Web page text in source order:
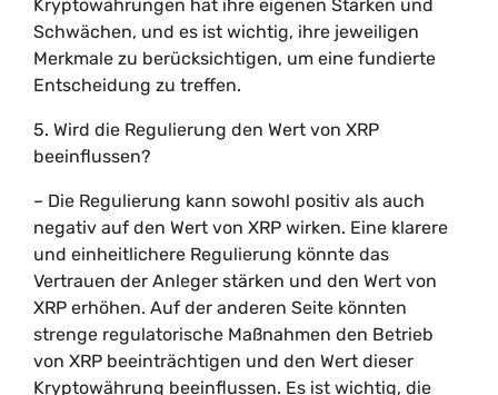
Kryptowährungen hat ihre eigenen Stärken und
Schwächen, und es ist wichtig, ihre jeweiligen
Merkmale zu berücksichtigen, um eine fundierte
Entscheidung zu treffen.
5. Wird die Regulierung den Wert von XRP
beeinflussen?
– Die Regulierung kann sowohl positiv als auch
negativ auf den Wert von XRP wirken. Eine klarere
und einheitlichere Regulierung könnte das
Vertrauen der Anleger stärken und den Wert von
XRP erhöhen. Auf der anderen Seite könnten
strenge regulatorische Maßnahmen den Betrieb
von XRP beeinträchtigen und den Wert dieser
Kryptowährung beeinflussen. Es ist wichtig, die